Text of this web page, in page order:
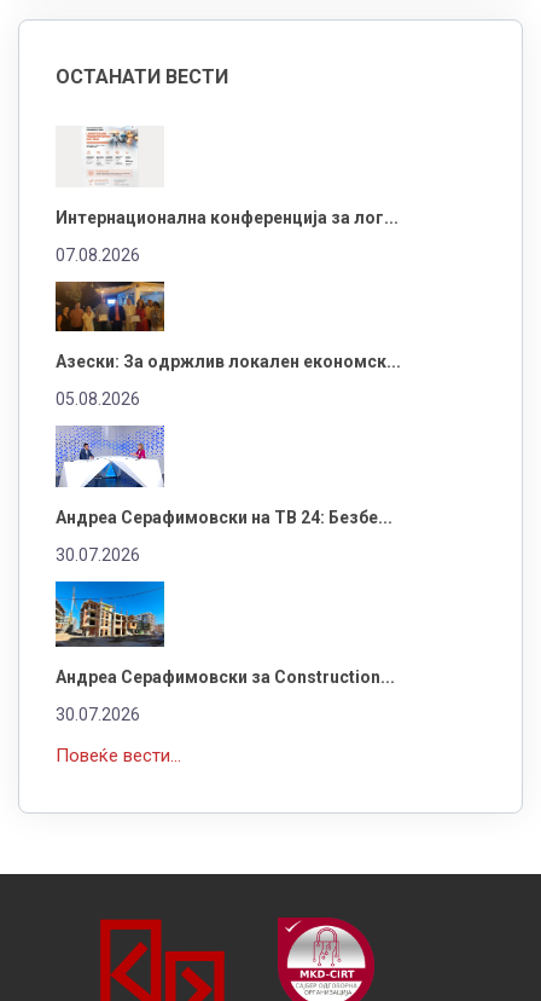
ОСТАНАТИ ВЕСТИ
Интернационална конференција за лог...
07.08.2026
Азески: За одржлив локален економск...
05.08.2026
Андреа Серафимовски на ТВ 24: Безбе...
30.07.2026
Андреа Серафимовски за Construction...
30.07.2026
Повеќе вести...